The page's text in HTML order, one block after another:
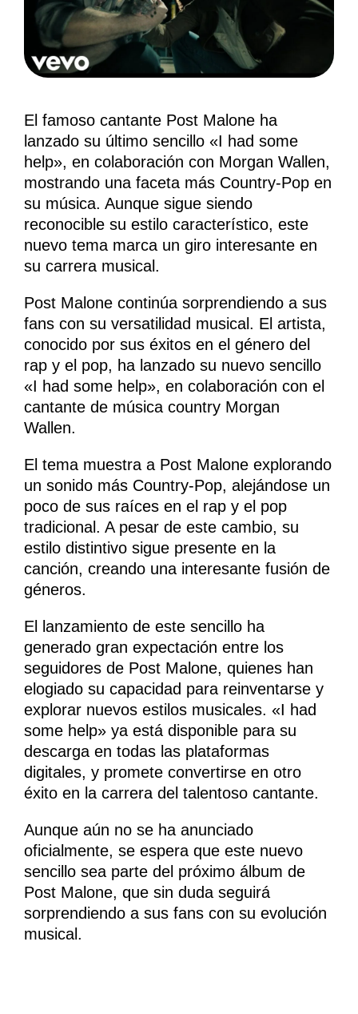
El famoso cantante Post Malone ha
lanzado su último sencillo «I had some
help», en colaboración con Morgan Wallen,
mostrando una faceta más Country-Pop en
su música. Aunque sigue siendo
reconocible su estilo característico, este
nuevo tema marca un giro interesante en
su carrera musical.
Post Malone continúa sorprendiendo a sus
fans con su versatilidad musical. El artista,
conocido por sus éxitos en el género del
rap y el pop, ha lanzado su nuevo sencillo
«I had some help», en colaboración con el
cantante de música country Morgan
Wallen.
El tema muestra a Post Malone explorando
un sonido más Country-Pop, alejándose un
poco de sus raíces en el rap y el pop
tradicional. A pesar de este cambio, su
estilo distintivo sigue presente en la
canción, creando una interesante fusión de
géneros.
El lanzamiento de este sencillo ha
generado gran expectación entre los
seguidores de Post Malone, quienes han
elogiado su capacidad para reinventarse y
explorar nuevos estilos musicales. «I had
some help» ya está disponible para su
descarga en todas las plataformas
digitales, y promete convertirse en otro
éxito en la carrera del talentoso cantante.
Aunque aún no se ha anunciado
oficialmente, se espera que este nuevo
sencillo sea parte del próximo álbum de
Post Malone, que sin duda seguirá
sorprendiendo a sus fans con su evolución
musical.